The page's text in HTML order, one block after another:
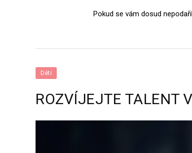
Pokud se vám dosud
Děti
ROZVÍJEJTE TALENT